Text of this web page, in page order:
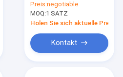
Defekten mit Vision
CCD-Kameras
Preis:negotiable
MOQ:1 SATZ
Holen Sie sich aktuelle Preis
Kontakt